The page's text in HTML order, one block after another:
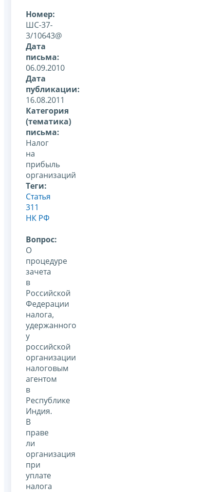
Номер:
ШС-37-
3/10643@
Дата
письма:
06.09.2010
Дата
публикации:
16.08.2011
Категория
(тематика)
письма:
Налог
на
прибыль
организаций
Теги:
Статья
311
НК РФ
Вопрос:
О
процедуре
зачета
в
Российской
Федерации
налога,
удержанного
у
российской
организации
налоговым
агентом
в
Республике
Индия.
В
праве
ли
организация
при
уплате
налога